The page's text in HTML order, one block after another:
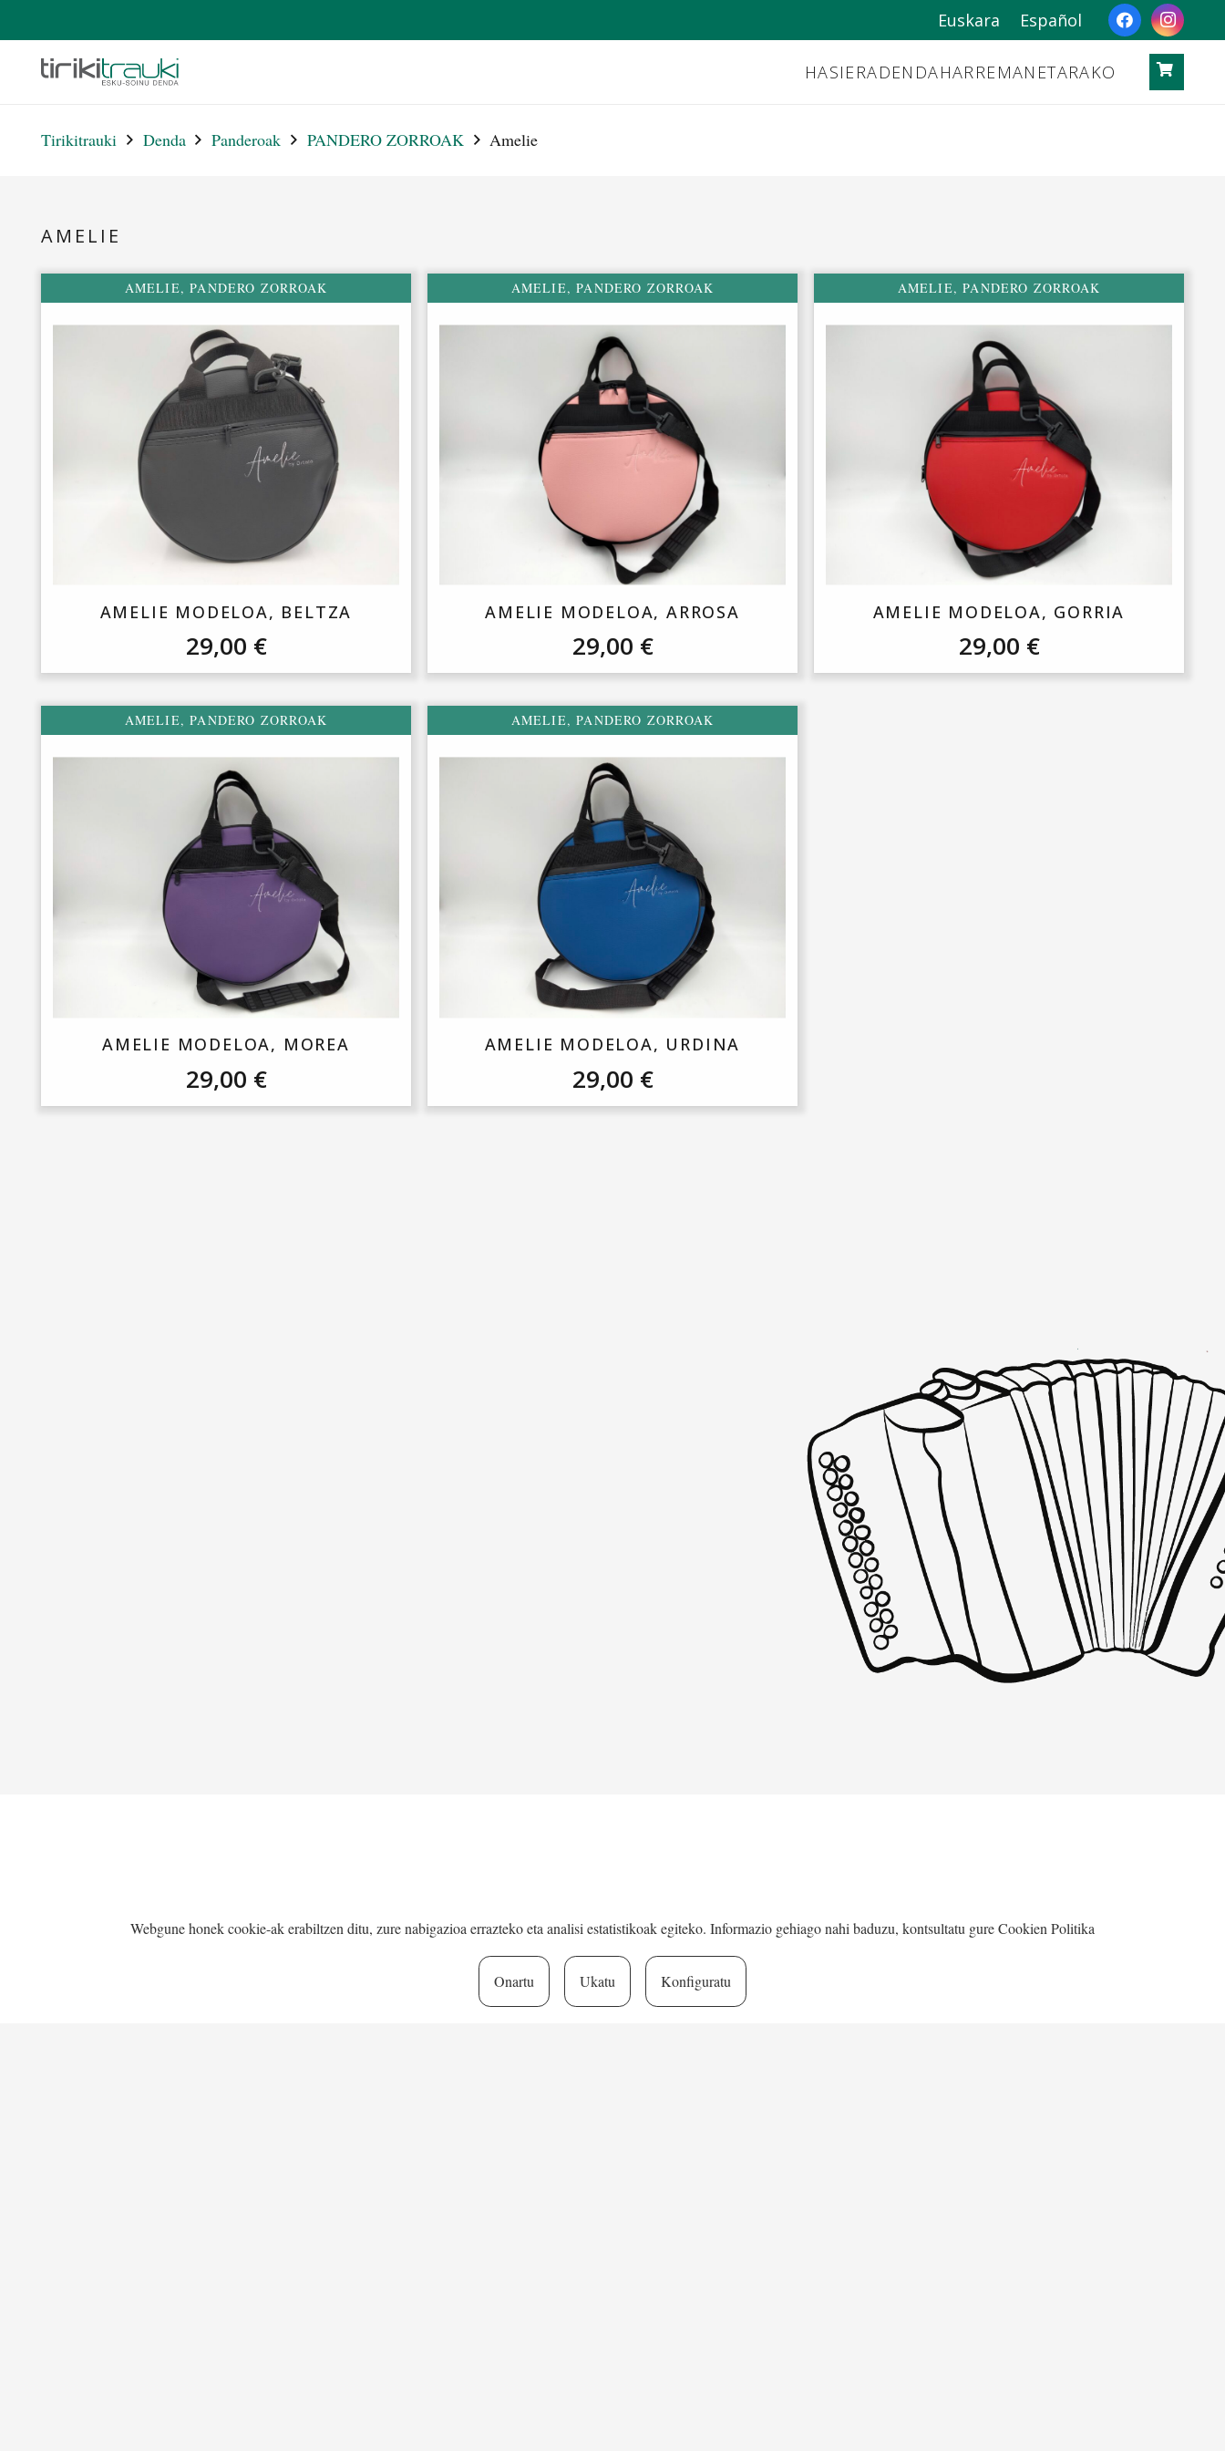
Euskara Español
HASIERADENDAHARREMANETARAKO
Tirikitrauki Denda Panderoak PANDERO ZORROAK Amelie
AMELIE
AMELIE,PANDERO ZORROAK
AMELIE MODELOA, BELTZA
29,00 €
AMELIE,PANDERO ZORROAK
AMELIE MODELOA, ARROSA
29,00 €
AMELIE,PANDERO ZORROAK
AMELIE MODELOA, GORRIA
29,00 €
AMELIE,PANDERO ZORROAK
AMELIE MODELOA, MOREA
29,00 €
AMELIE,PANDERO ZORROAK
AMELIE MODELOA, URDINA
29,00 €
MARKA HAUEKIN EGITEN DUGU LAN:
Webgune honek cookie-ak erabiltzen ditu, zure nabigazioa errazteko eta analisi estatistikoak egiteko. Informazio gehiago nahi baduzu, kontsultatu gureCookien Politika
Onartu Ukatu Konfiguratu